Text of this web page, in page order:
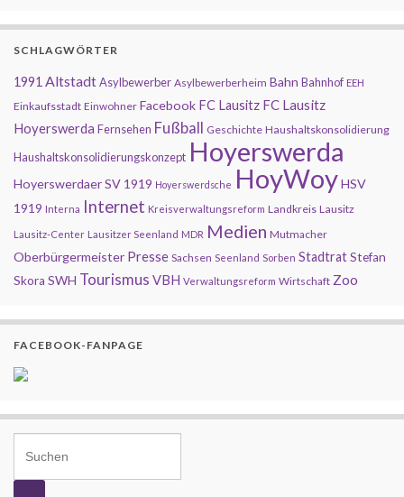
SCHLAGWÖRTER
1991 AltstadtAsylbewerber Asylbewerberheim Bahn Bahnhof EEH
Einkaufsstadt Einwohner Facebook FC Lausitz FC Lausitz
Hoyerswerda Fernsehen Fußball Geschichte Haushaltskonsolidierung
Haushaltskonsolidierungskonzept Hoyerswerda
Hoyerswerdaer SV 1919 Hoyerswerdsche HoyWoyHSV
1919 Interna Internet Kreisverwaltungsreform Landkreis Lausitz
Lausitz-Center Lausitzer Seenland MDR Medien Mutmacher
Oberbürgermeister Presse Sachsen Seenland Sorben StadtratStefan
Skora SWH Tourismus VBH Verwaltungsreform Wirtschaft Zoo
FACEBOOK-FANPAGE